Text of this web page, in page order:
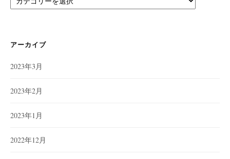
テ
ー
アーカイブ
2023年3月
2023年2月
2023年1月
2022年12月